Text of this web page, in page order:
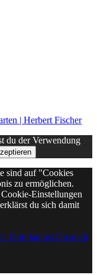
| Herbert Fischer
du der Verwendung
sind auf "Cookies
zu ermöglichen.
Einstellungen
du sich damit
Dort kannst Du auch